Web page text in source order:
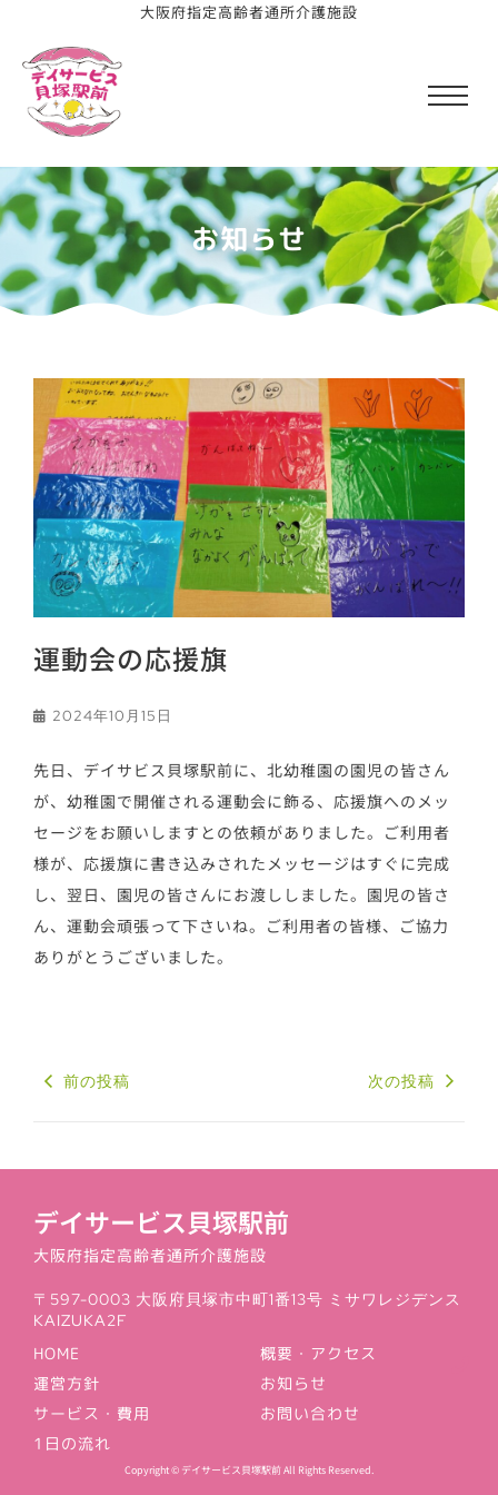
⼤阪府指定⾼齢者通所介護施設
お知らせ
運動会の応援旗
2024年10月15日
先日、デイサビス貝塚駅前に、北幼稚園の園児の皆さん
が、幼稚園で開催される運動会に飾る、応援旗へのメッ
セージをお願いしますとの依頼がありました。ご利用者
様が、応援旗に書き込みされたメッセージはすぐに完成
し、翌日、園児の皆さんにお渡ししました。園児の皆さ
ん、運動会頑張って下さいね。ご利用者の皆様、ご協力
ありがとうございました。
前の投稿 次の投稿
デイサービス貝塚駅前
⼤阪府指定⾼齢者通所介護施設
〒597-0003 大阪府貝塚市中町1番13号 ミサワレジデンス
KAIZUKA2F
HOME
運営⽅針
サービス・費⽤
1⽇の流れ
概要・アクセス
お知らせ
お問い合わせ
Copyright © デイサービス⾙塚駅前 All Rights Reserved.